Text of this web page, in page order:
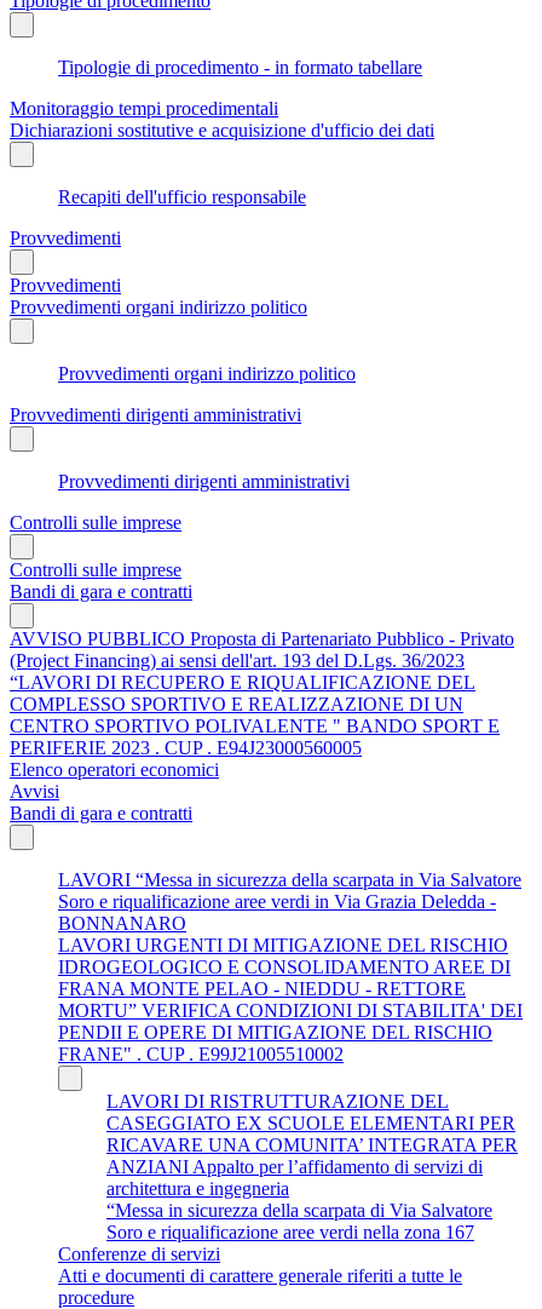
Tipologie di procedimento - in formato tabellare
Monitoraggio tempi procedimentali
Dichiarazioni sostitutive e acquisizione d'ufficio dei dati
Recapiti dell'ufficio responsabile
Provvedimenti
Provvedimenti
Provvedimenti organi indirizzo politico
Provvedimenti organi indirizzo politico
Provvedimenti dirigenti amministrativi
Provvedimenti dirigenti amministrativi
Controlli sulle imprese
Controlli sulle imprese
Bandi di gara e contratti
AVVISO PUBBLICO Proposta di Partenariato Pubblico - Privato
(Project Financing) ai sensi dell'art. 193 del D.Lgs. 36/2023
“LAVORI DI RECUPERO E RIQUALIFICAZIONE DEL
COMPLESSO SPORTIVO E REALIZZAZIONE DI UN
CENTRO SPORTIVO POLIVALENTE " BANDO SPORT E
PERIFERIE 2023 . CUP . E94J23000560005
Elenco operatori economici
Avvisi
Bandi di gara e contratti
LAVORI “Messa in sicurezza della scarpata in Via Salvatore
Soro e riqualificazione aree verdi in Via Grazia Deledda -
BONNANARO
LAVORI URGENTI DI MITIGAZIONE DEL RISCHIO
IDROGEOLOGICO E CONSOLIDAMENTO AREE DI
FRANA MONTE PELAO - NIEDDU - RETTORE
MORTU” VERIFICA CONDIZIONI DI STABILITA' DEI
PENDII E OPERE DI MITIGAZIONE DEL RISCHIO
FRANE" . CUP . E99J21005510002
LAVORI DI RISTRUTTURAZIONE DEL
CASEGGIATO EX SCUOLE ELEMENTARI PER
RICAVARE UNA COMUNITA’ INTEGRATA PER
ANZIANI Appalto per l’affidamento di servizi di
architettura e ingegneria
“Messa in sicurezza della scarpata di Via Salvatore
Soro e riqualificazione aree verdi nella zona 167
Conferenze di servizi
Atti e documenti di carattere generale riferiti a tutte le
procedure